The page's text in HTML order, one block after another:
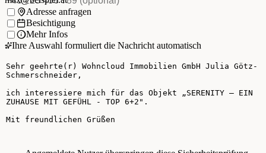
Ich möchte:Adresse anfragen
Besichtigung
Mehr Infos
Ihre Auswahl formuliert die Nachricht automatisch
Ihre Nachricht